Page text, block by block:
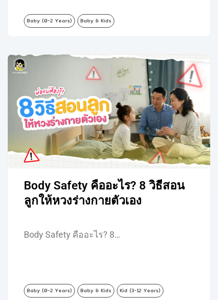
Baby (0-2 Years) Baby & Kids
Body Safety คืออะไร? 8 วิธีสอน
ลูกให้หวงร่างกายตัวเอง
Body Safety คืออะไร? 8…
Baby (0-2 Years) Baby & Kids Kid (3-12 Years)